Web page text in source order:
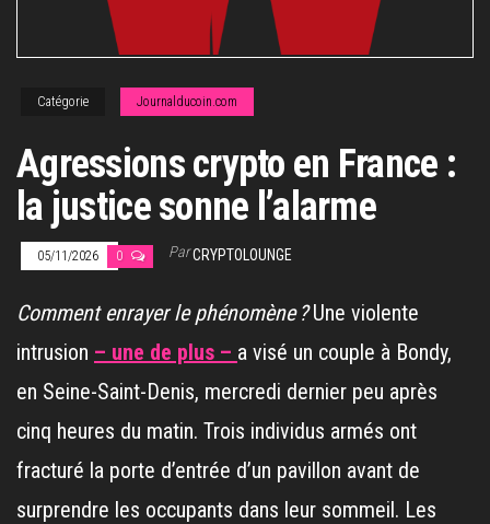
Catégorie Journalducoin.com
Agressions crypto en France :
la justice sonne l’alarme
05/11/2026 0 ParCRYPTOLOUNGE
Comment enrayer le phénomène ?Une violente
intrusion – une de plus – a visé un couple à Bondy,
en Seine-Saint-Denis, mercredi dernier peu après
cinq heures du matin. Trois individus armés ont
fracturé la porte d’entrée d’un pavillon avant de
surprendre les occupants dans leur sommeil. Les